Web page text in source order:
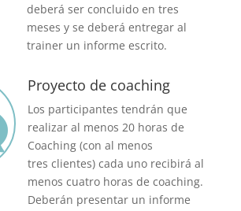
deberá ser concluido en tres
meses y se deberá entregar al
trainer un informe escrito.
Proyecto de coaching
Los participantes tendrán que
realizar al menos 20 horas de
Coaching (con al menos
tres clientes) cada uno recibirá al
menos cuatro horas de coaching.
Deberán presentar un informe